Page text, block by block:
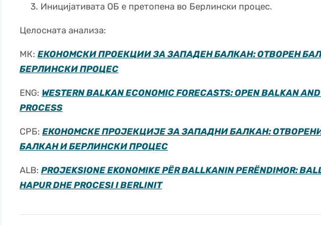
Иницијативата ОБ е претопена во Берлински процес.
Целосната анализа:
МК: ЕКОНОМСКИ ПРОЕКЦИИ ЗА ЗАПАДЕН БАЛКАН: ОТВОРЕН
БЕРЛИНСКИ ПРОЦЕС
ENG: WESTERN BALKAN ECONOMIC FORECASTS: OPEN BALKAN
PROCESS
СРБ: ЕКОНОМСКЕ ПРОЈЕКЦИЈЕ ЗА ЗАПАДНИ БАЛКАН:
БАЛКАН И БЕРЛИНСКИ ПРОЦЕС
ALB: PROJEKSIONE EKONOMIKE PËR BALLKANIN PERËNDIMOR:
HAPUR DHE PROCESI I BERLINIT